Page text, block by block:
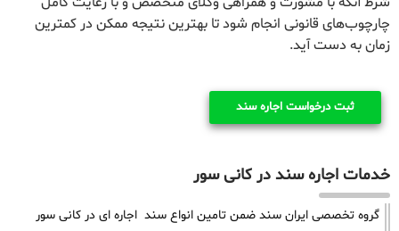
چارچوب‌های قانونی انجام شود تا بهترین نتیجه ممکن در کمترین
زمان به دست آید.
ثبت درخواست اجاره سند
خدمات اجاره سند در کانی سور
گروه تخصصی ایران سند ضمن تامین انواع سند اجاره ای در کانی سور